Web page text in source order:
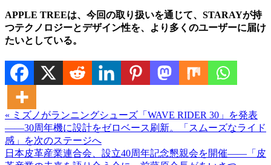
APPLE TREEは、今回の取り扱いを通じて、STARAYが持
つテクノロジーとデザイン性を、より多くのユーザーに届け
たいとしている。
« ミズノがランニングシューズ「WAVE RIDER 30」を発表
――30周年機に設計をゼロベース刷新。「スムーズなライド
感」を次のステージへ
日本皮革産業連合会、設立40周年記念懇親会を開催――「皮